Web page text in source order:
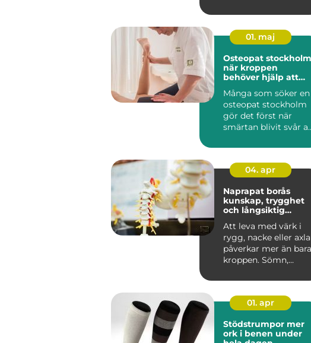
01. maj
Osteopat stockholm
när kroppen
behöver hjälp att
Många som söker en
osteopat stockholm
gör det först när
smärtan blivit svår
04. apr
Naprapat borås
kunskap, trygghet
och långsiktig
Att leva med värk i
rygg, nacke eller
påverkar mer än bara
kroppen. Sömn,
varda...
01. apr
Stödstrumpor mer
ork i benen under